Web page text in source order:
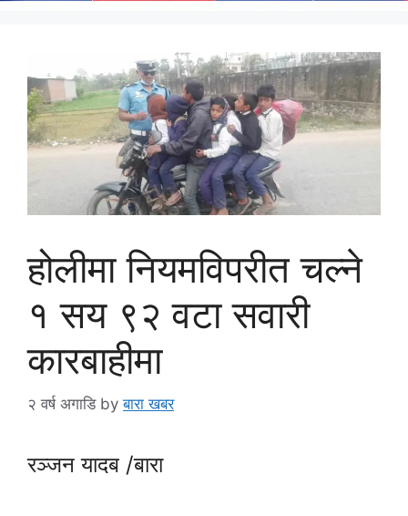
होलीमा नियमविपरीत चल्ने
१ सय ९२ वटा सवारी
कारबाहीमा
२ वर्ष अगाडि byबारा खबर
रञ्जन यादब /बारा